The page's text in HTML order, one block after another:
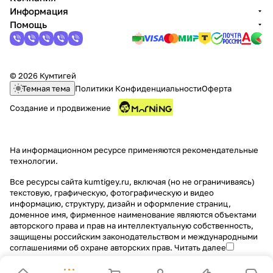
Информация
Помощь
© 2026 Кумтигей
Темная тема Политики КонфиденциальностиОферта
Создание и продвижение
На информационном ресурсе применяются рекомендательные
технологии.
Все ресурсы сайта kumtigey.ru, включая (но не ограничиваясь)
текстовую, графическую, фотографическую и видео
информацию, структуру, дизайн и оформление страниц,
доменное имя, фирменное наименование являются объектами
авторского права и прав на интеллектуальную собственность,
защищены российским законодательством и международными
соглашениями об охране авторских прав. Читать далее